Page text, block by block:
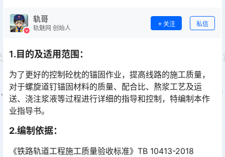
轨哥
轨魅网 创始人
关注 私信
1. 目的及适用范围 ：
为了更好的控制砼枕的锚固作业，提高线路的施工质量，
对于螺旋道钉锚固材料的质量、配合比、熬浆工艺及运
送、浇注浆液等过程进行详细的指导和控制，特编制本作
业指导书。
2.编制依据：
《铁路轨道工程施工质量验收标准》TB 10413-2018